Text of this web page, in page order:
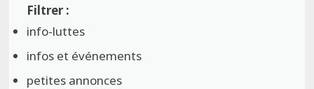
info-luttes
infos et événements
petites annonces